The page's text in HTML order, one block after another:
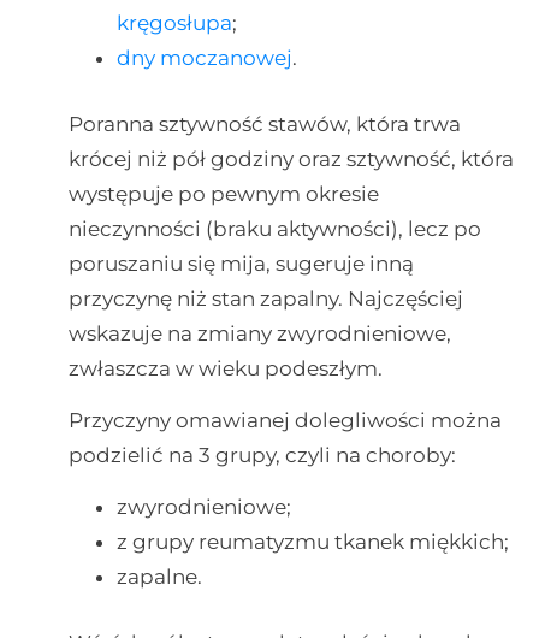
kręgosłupa;
dny moczanowej.
Poranna sztywność stawów, która trwa
krócej niż pół godziny oraz sztywność, która
występuje po pewnym okresie
nieczynności (braku aktywności), lecz po
poruszaniu się mija, sugeruje inną
przyczynę niż stan zapalny. Najczęściej
wskazuje na zmiany zwyrodnieniowe,
zwłaszcza w wieku podeszłym.
Przyczyny omawianej dolegliwości można
podzielić na 3 grupy, czyli na choroby:
zwyrodnieniowe;
z grupy reumatyzmu tkanek miękkich;
zapalne.